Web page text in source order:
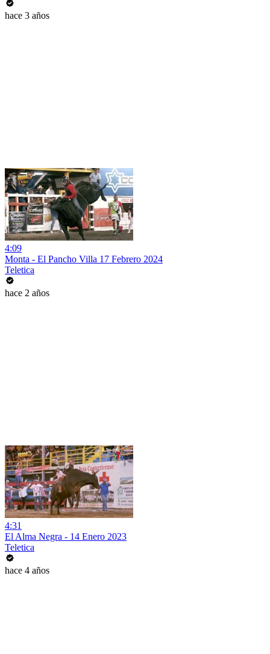
hace 3 años
4:09
Monta - El Pancho Villa 17 Febrero 2024
Teletica
hace 2 años
4:31
El Alma Negra - 14 Enero 2023
Teletica
hace 4 años